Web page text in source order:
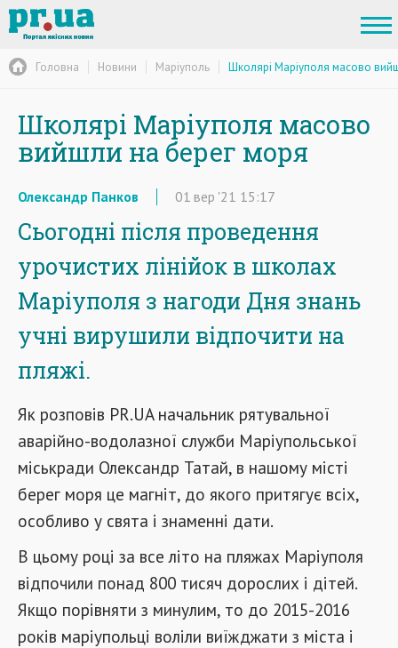
Головна Новини Маріуполь Школярі Маріуполя масово
Школярі Маріуполя масово
вийшли на берег моря
Олександр Панков 01 вер '21 15:17
Сьогодні після проведення
урочистих лінійок в школах
Маріуполя з нагоди Дня знань
учні вирушили відпочити на
пляжі.
Як розповів PR.UA начальник рятувальної
аварійно-водолазної служби Маріупольської
міськради Олександр Татай, в нашому місті
берег моря це магніт, до якого притягує всіх,
особливо у свята і знаменні дати.
В цьому році за все літо на пляжах Маріуполя
відпочили понад 800 тисяч дорослих і дітей.
Якщо порівняти з минулим, то до 2015-2016
років маріупольці воліли виїжджати з міста і